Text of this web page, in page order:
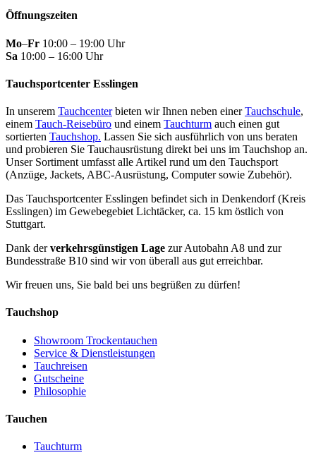
Öffnungszeiten
Mo–Fr 10:00 – 19:00 Uhr
Sa 10:00 – 16:00 Uhr
Tauchsportcenter Esslingen
In unserem Tauchcenterbieten wir Ihnen neben einerTauchschule,
einem Tauch-Reisebüro und einem Tauchturm auch einen gut
sortierten Tauchshop. Lassen Sie sich ausführlich von uns beraten
und probieren Sie Tauchausrüstung direkt bei uns im Tauchshop an.
Unser Sortiment umfasst alle Artikel rund um den Tauchsport
(Anzüge, Jackets, ABC-Ausrüstung, Computer sowie Zubehör).
Das Tauchsportcenter Esslingen befindet sich in Denkendorf (Kreis
Esslingen) im Gewebegebiet Lichtäcker, ca. 15 km östlich von
Stuttgart.
Dank derverkehrsgünstigen Lage zur Autobahn A8 und zur
Bundesstraße B10 sind wir von überall aus gut erreichbar.
Wir freuen uns, Sie bald bei uns begrüßen zu dürfen!
Tauchshop
Showroom Trockentauchen
Service & Dienstleistungen
Tauchreisen
Gutscheine
Philosophie
Tauchen
Tauchturm